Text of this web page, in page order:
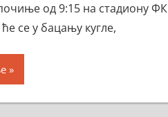
од 9:15 на стадиону ФК
се у бацању кугле,